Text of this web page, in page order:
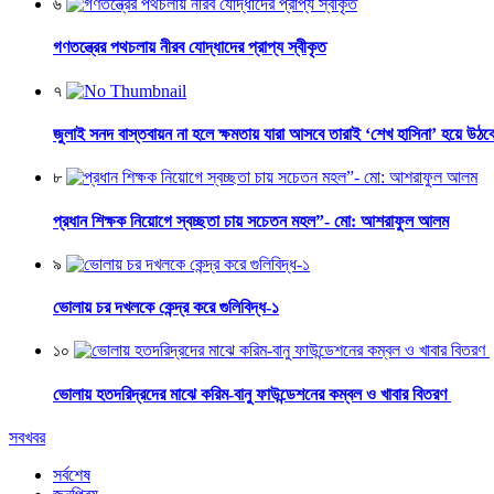
৬
গণতন্ত্রের পথচলায় নীরব যোদ্ধাদের প্রাপ্য স্বীকৃত
৭
জুলাই সনদ বাস্তবায়ন না হলে ক্ষমতায় যারা আসবে তারাই ‘শেখ হাসিনা’ হয়ে
৮
প্রধান শিক্ষক নিয়োগে স্বচ্ছতা চায় সচেতন মহল”- মো: আশরাফুল আলম
৯
ভোলায় চর দখলকে কেন্দ্র করে গুলিবিদ্ধ-১
১০
ভোলায় হতদরিদ্রদের মাঝে করিম-বানু ফাউন্ডেশনের কম্বল ও খাবার বিতরণ
সবখবর
সর্বশেষ